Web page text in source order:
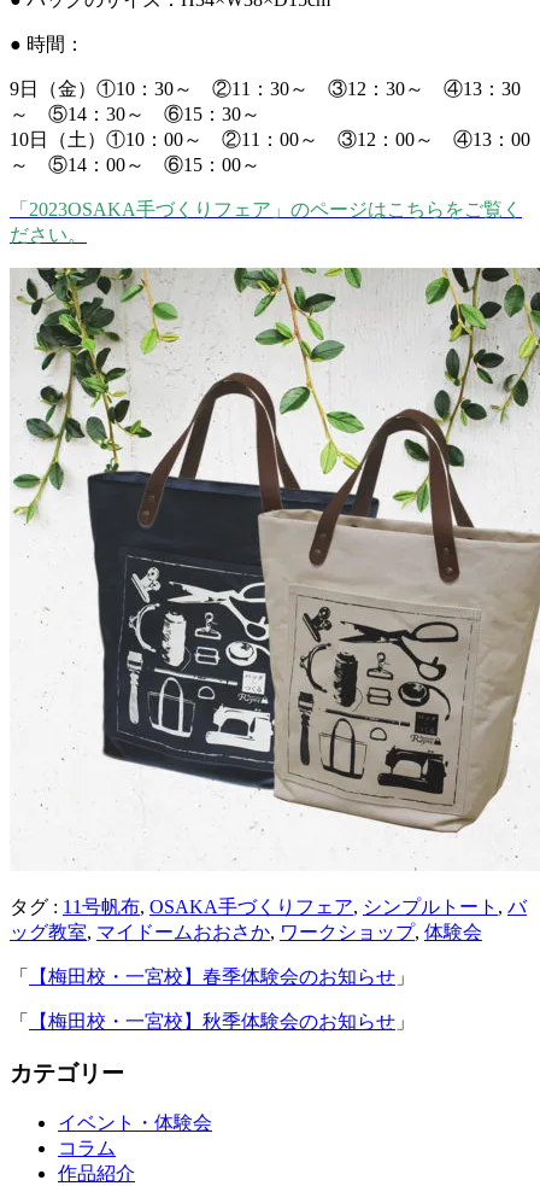
● 時間：
9日（金）①10：30～ ②11：30～ ③12：30～ ④13：30
～ ⑤14：30～ ⑥15：30～
10日（土）①10：00～ ②11：00～ ③12：00～ ④13：00
～ ⑤14：00～ ⑥15：00～
「2023OSAKA手づくりフェア」のページはこちらをご覧く
ださい。
タグ : 11号帆布, OSAKA手づくりフェア, シンプルトート , バ
ッグ教室, マイドームおおさか, ワークショップ, 体験会
「 【梅田校・一宮校】春季体験会のお知らせ 」
「 【梅田校・一宮校】秋季体験会のお知らせ 」
カテゴリー
イベント・体験会
コラム
作品紹介